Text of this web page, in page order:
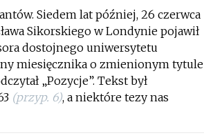
Siedem lat później, 26 czerwca
Sikorskiego w Londynie pojawił
dostojnego uniwersytetu
miesięcznika o zmienionym tytule
„Pozycje”. Tekst był
(przyp. 6), a niektóre tezy nas